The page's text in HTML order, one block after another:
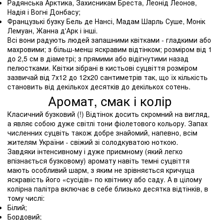
Радянська Арктика, Захисникам Бреста, Леонід Леонов,
Надія і Вогні Донбасу;
Французькі бузку Бель де Нансі, Мадам Шарль Суше, Монік
Лемуан, Жанна д'Арк і інші.
Всі вони радують людей запашними квітками - гладкими або
махровими; з більш-менш яскравим відтінком; розміром від 1
до 2,5 см в діаметрі; з прямими або відігнутими назад
пелюстками. Квітки зібрані в кистьові суцвіття розміром
зазвичай від 7х12 до 12х20 сантиметрів так, що їх кількість
становить від декількох десятків до декількох сотень.
Аромат, смак і колір
Класичний бузковий (!) Відтінок досить скромний на вигляд,
а являє собою дуже світлі тони фіолетового кольору. Запах
численних суцвіть також добре знайомий, напевно, всім
жителям України - свіжий зі солодкуватою ноткою.
Завдяки інтенсивному і дуже приємному (який легко
впізнається бузковому) аромату навіть темні суцвіття
мають особливий шарм, з яким не зрівняється кричуща
яскравість його «сусідів» по ​​квітнику або саду. А в цілому
колірна палітра включає в себе близько десятка відтінків, в
тому числі:
Білий;
Бордовий;